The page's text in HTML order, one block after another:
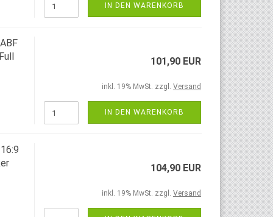
IN DEN WARENKORB
101,90 EUR
inkl. 19% MwSt. zzgl. Versand
IN DEN WARENKORB
104,90 EUR
inkl. 19% MwSt. zzgl. Versand